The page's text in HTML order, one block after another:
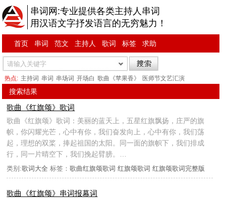
串词网:专业提供各类主持人串词
用汉语文字抒发语言的无穷魅力！
首页 串词 范文 主持人 歌词 标签 求助
热点: 主持词 串词 串场词 开场白 歌曲《苹果香》 医师节文艺汇演
搜索结果
歌曲《红旗颂》歌词
歌曲《红旗颂》歌词：美丽的蓝天上，五星红旗飘扬，庄严的旗
帜，你闪耀光芒，心中有你，我们奋发向上，心中有你，我们荡
起，理想的双桨，捧起祖国的太阳。同一面的旗帜下，我们排成
行，同一片晴空下，我们挽起臂膀。…
类别:歌词大全 标签：歌曲红旗颂歌词 红旗颂歌词 红旗颂歌词完整版
歌曲《红旗颂》串词报幕词